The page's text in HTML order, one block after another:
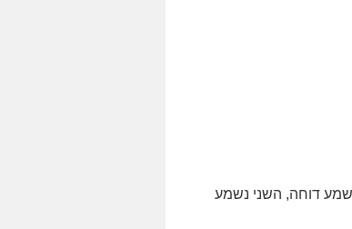
דוחה, השני נשמע